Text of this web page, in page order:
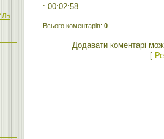
: 00:02:58
Всього коментарів: 0
Додавати коментарі
[